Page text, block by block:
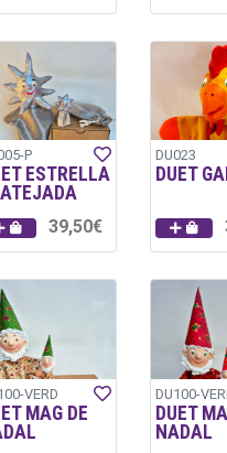
P
ESTRELLA
39,50€
DU023
DUET
VERD
MAG DE
DU100-
DUET
NADAL